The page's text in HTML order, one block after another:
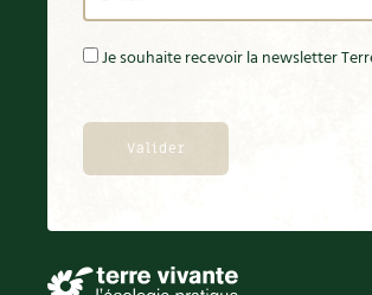
Je souhaite recevoir la newsletter